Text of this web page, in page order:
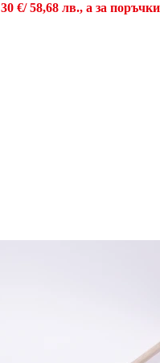
30 €/58,68 лв., а за